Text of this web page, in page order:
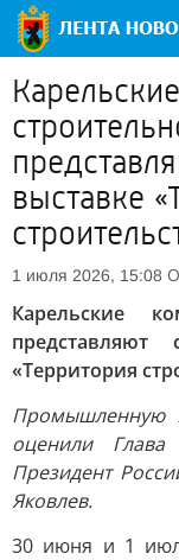
выставке
1 июля 2026, 15:08
Карельские
«Территория
Промышленную
оценили
Президент
Яковлев.
30 июня и 1